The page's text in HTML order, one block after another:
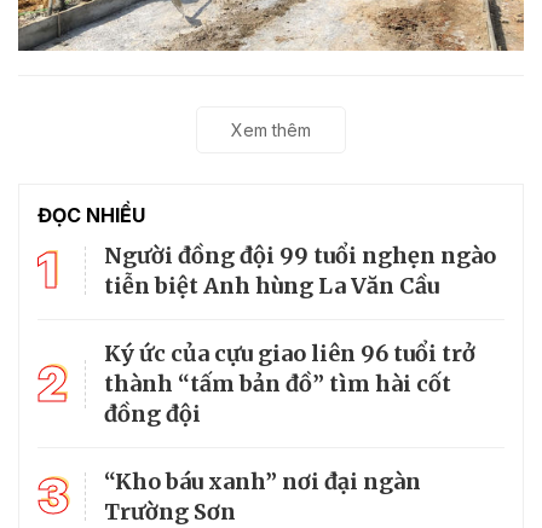
Xem thêm
ĐỌC NHIỀU
1
Người đồng đội 99 tuổi nghẹn ngào
tiễn biệt Anh hùng La Văn Cầu
2
Ký ức của cựu giao liên 96 tuổi trở
thành “tấm bản đồ” tìm hài cốt
đồng đội
3
“Kho báu xanh” nơi đại ngàn
Trường Sơn